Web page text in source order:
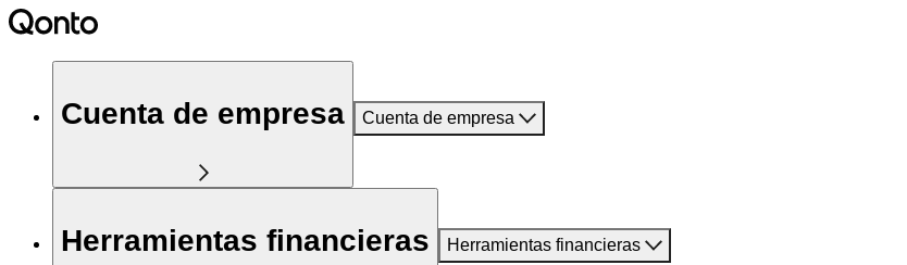
Cuenta de empresa Cuenta de empresa
Herramientas financieras Herramientas financieras